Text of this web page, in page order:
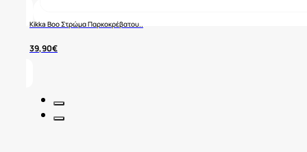
Kikka Boo Στρώμα Παρκοκρέβατου..
39,90€